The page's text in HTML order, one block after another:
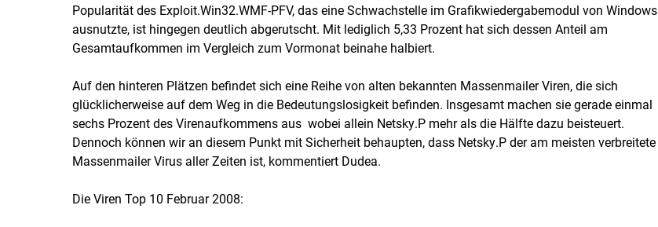
Popularität des Exploit.Win32.WMF-PFV, das eine Schwachstelle im Grafikwiedergabemodul von Windows
ausnutzte, ist hingegen deutlich abgerutscht. Mit lediglich 5,33 Prozent hat sich dessen Anteil am
Gesamtaufkommen im Vergleich zum Vormonat beinahe halbiert.
Auf den hinteren Plätzen befindet sich eine Reihe von alten bekannten Massenmailer Viren, die sich
glücklicherweise auf dem Weg in die Bedeutungslosigkeit befinden. Insgesamt machen sie gerade einmal
sechs Prozent des Virenaufkommens aus  wobei allein Netsky.P mehr als die Hälfte dazu beisteuert.
Dennoch können wir an diesem Punkt mit Sicherheit behaupten, dass Netsky.P der am meisten verbreitete
Massenmailer Virus aller Zeiten ist, kommentiert Dudea.
Die Viren Top 10 Februar 2008: